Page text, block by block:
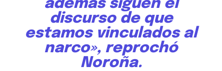
32,111
Seguidores
32,214
Seguidores
11,243
Seguidores
además siguen el
discurso de que
estamos vinculados al
narco», reprochó
Noroña.